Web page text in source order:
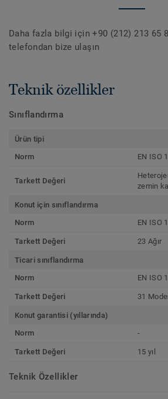
Daha fazla bilgi için +90 (212) 213 65
telefondan bize ulaşın
Teknik özellikler
Sınıflandırma
Ürün tipi
Norm
EN ISO
Tarkett Değeri
zemin
Konut için sınıflandırma
Norm
EN ISO
Tarkett Değeri 23 Ağır
Ticari sınıflandırma
Norm
EN ISO
Tarkett Değeri 31
Konut garantisi (yıllarında)
Norm
-
Tarkett Değeri 15 yıl
Teknik Özellikler